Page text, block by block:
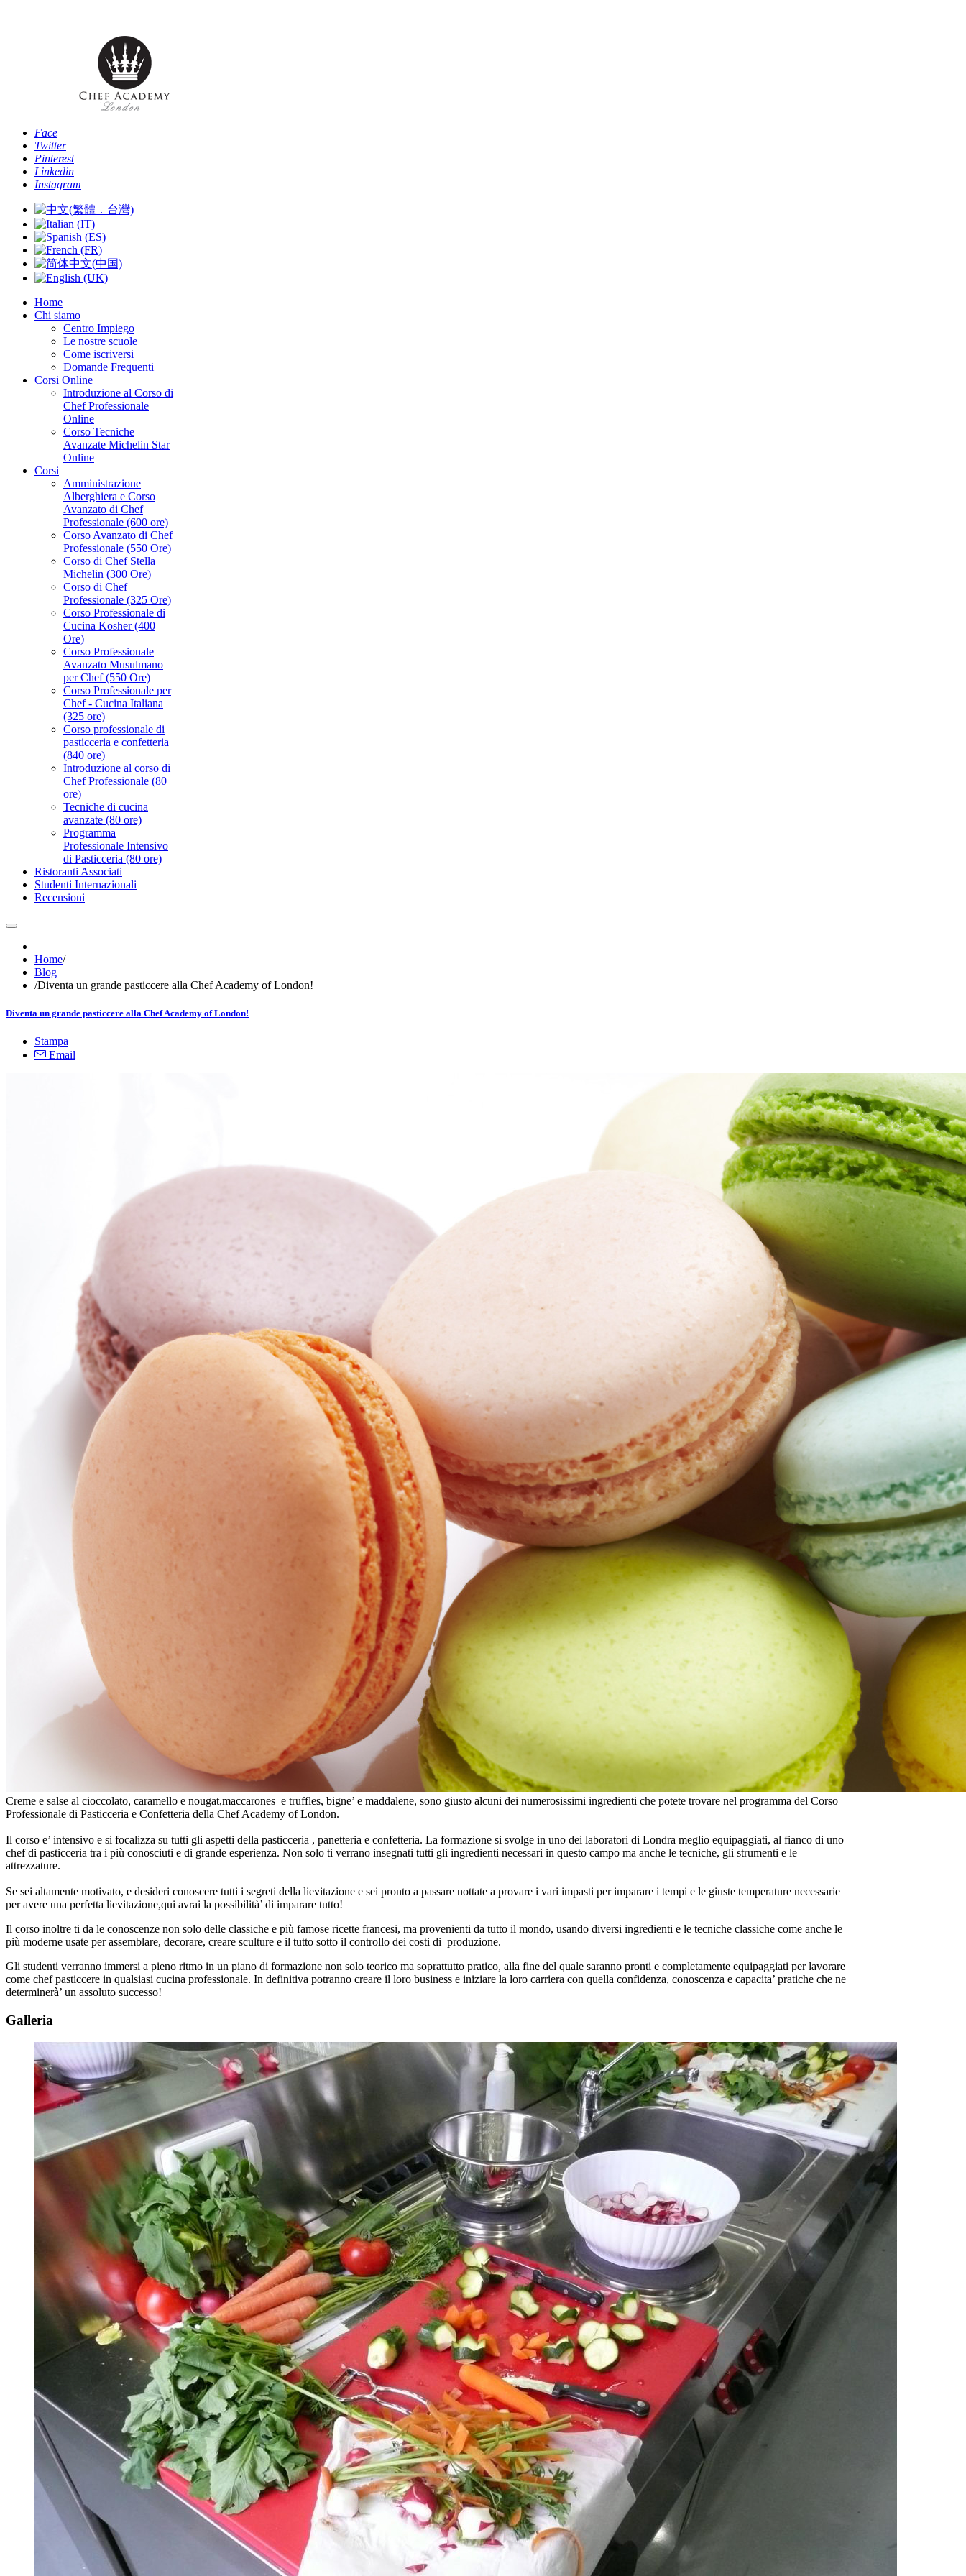
Face
Twitter
Pinterest
Linkedin
Instagram
Home
Chi siamo
Centro Impiego
Le nostre scuole
Come iscriversi
Domande Frequenti
Corsi Online
Introduzione al Corso di
Chef Professionale
Online
Corso Tecniche
Avanzate Michelin Star
Online
Corsi
Amministrazione
Alberghiera e Corso
Avanzato di Chef
Professionale (600 ore)
Corso Avanzato di Chef
Professionale (550 Ore)
Corso di Chef Stella
Michelin (300 Ore)
Corso di Chef
Professionale (325 Ore)
Corso Professionale di
Cucina Kosher (400
Ore)
Corso Professionale
Avanzato Musulmano
per Chef (550 Ore)
Corso Professionale per
Chef - Cucina Italiana
(325 ore)
Corso professionale di
pasticceria e confetteria
(840 ore)
Introduzione al corso di
Chef Professionale (80
ore)
Tecniche di cucina
avanzate (80 ore)
Programma
Professionale Intensivo
di Pasticceria (80 ore)
Ristoranti Associati
Studenti Internazionali
Recensioni
Home/
Blog
/Diventa un grande pasticcere alla Chef Academy of London!
Diventa un grande pasticcere alla Chef Academy of London!
Stampa
Email
Creme e salse al cioccolato, caramello e nougat,maccarones e truffles, bigne’ e maddalene, sono giusto alcuni dei numerosissimi ingredienti che potete trovare nel programma del Corso
Professionale di Pasticceria e Confetteria della Chef Academy of London.
Il corso e’ intensivo e si focalizza su tutti gli aspetti della pasticceria , panetteria e confetteria. La formazione si svolge in uno dei laboratori di Londra meglio equipaggiati, al fianco di uno
chef di pasticceria tra i più conosciuti e di grande esperienza. Non solo ti verrano insegnati tutti gli ingredienti necessari in questo campo ma anche le tecniche, gli strumenti e le
attrezzature.
Se sei altamente motivato, e desideri conoscere tutti i segreti della lievitazione e sei pronto a passare nottate a provare i vari impasti per imparare i tempi e le giuste temperature necessarie
per avere una perfetta lievitazione,qui avrai la possibilità’ di imparare tutto!
Il corso inoltre ti da le conoscenze non solo delle classiche e più famose ricette francesi, ma provenienti da tutto il mondo, usando diversi ingredienti e le tecniche classiche come anche le
più moderne usate per assemblare, decorare, creare sculture e il tutto sotto il controllo dei costi di produzione.
Gli studenti verranno immersi a pieno ritmo in un piano di formazione non solo teorico ma soprattutto pratico, alla fine del quale saranno pronti e completamente equipaggiati per lavorare
come chef pasticcere in qualsiasi cucina professionale. In definitiva potranno creare il loro business e iniziare la loro carriera con quella confidenza, conoscenza e capacita’ pratiche che ne
determinerà’ un assoluto successo!
Galleria